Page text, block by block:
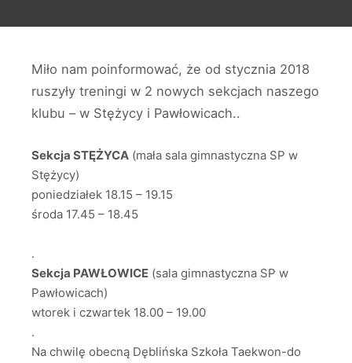
Miło nam poinformować, że od stycznia 2018
ruszyły treningi w 2 nowych sekcjach naszego
klubu – w Stężycy i Pawłowicach..
Sekcja STĘŻYCA (mała sala gimnastyczna SP w
Stężycy)
poniedziałek 18.15 – 19.15
środa 17.45 – 18.45
.
Sekcja PAWŁOWICE (sala gimnastyczna SP w
Pawłowicach)
wtorek i czwartek 18.00 – 19.00
.
Na chwilę obecną Dęblińska Szkoła Taekwon-do